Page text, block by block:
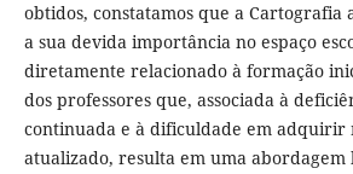
obtidos, constatamos que a Cartografia
a sua devida importância no espaço
diretamente relacionado à formação
dos professores que, associada à
continuada e à dificuldade em adquirir
atualizado, resulta em uma abordagem